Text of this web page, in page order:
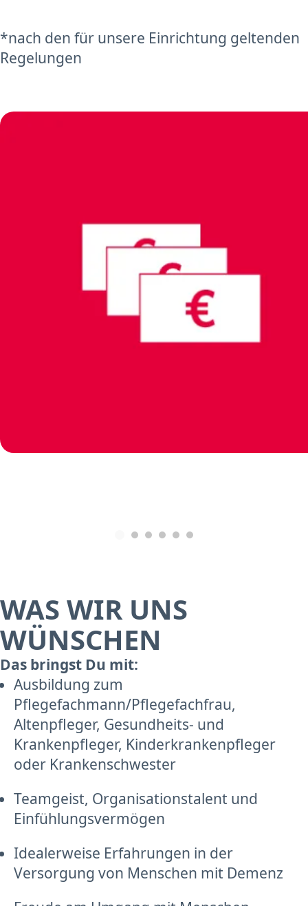
*nach den für unsere Einrichtung geltenden
Regelungen
WAS WIR UNS
WÜNSCHEN
Das bringst Du mit:
Ausbildung zum
Pflegefachmann/Pflegefachfrau,
Altenpfleger, Gesundheits- und
Krankenpfleger, Kinderkrankenpfleger
oder Krankenschwester
Teamgeist, Organisationstalent und
Einfühlungsvermögen
Idealerweise Erfahrungen in der
Versorgung von Menschen mit Demenz